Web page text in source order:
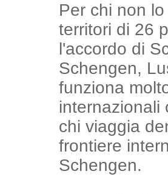
Per chi non
territori di 26
l'accordo di
Schengen,
funziona
internazionali
chi viaggia
frontiere
Schengen.